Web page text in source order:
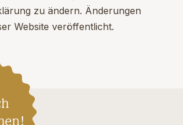
zu ändern. Änderungen
Website veröffentlicht.